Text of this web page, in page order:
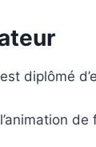
diplômé
de